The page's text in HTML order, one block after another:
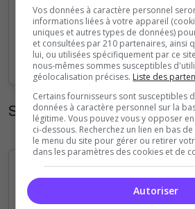
0
1
Sep Oct Nov Dec Jan Feb Mar Apr
Statistiques horaires
5
Vos données à caractère personnel
informations liées à votre appareil
uniques et autres types de données)
et consultées par 210 partenaires, ainsi
lui, ou utilisées spécifiquement par ce
nous-mêmes sommes susceptibles
géolocalisation précises. Liste des
Certains fournisseurs sont susceptibles
données à caractère personnel sur la
légitime. Vous pouvez vous y opposer
ci-dessous. Recherchez un lien en bas
le menu du site pour gérer ou retirer
dans les paramètres des cookies et de
Autoriser